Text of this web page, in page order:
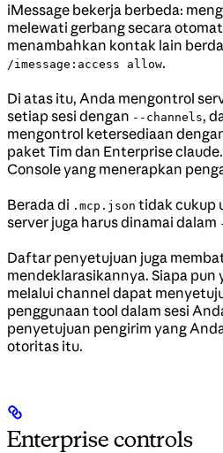
iMessage bekerja berbeda:
melewati gerbang secara
menambahkan kontak lain
/imessage:access allow.
Di atas itu, Anda mengontrol
setiap sesi dengan --channels,
mengontrol ketersediaan
paket Tim dan Enterprise
Console yang menerapkan
Berada di .mcp.json tidak cukup
server juga harus dinamai dalam
Daftar penyetujuan juga
mendeklarasikannya. Siapa pun
melalui channel dapat
penggunaan tool dalam sesi
penyetujuan pengirim yang
otoritas itu.
Enterprise controls